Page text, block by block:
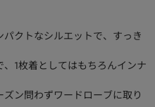
クトなシルエットで、すっき
1枚着としてはもちろんインナ
ン問わずワードローブに取り